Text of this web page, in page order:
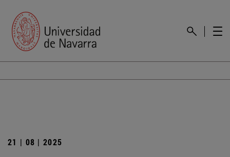
21 | 08 | 2025